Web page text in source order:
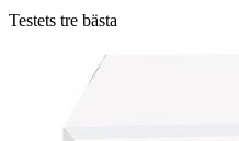
Testets tre bästa